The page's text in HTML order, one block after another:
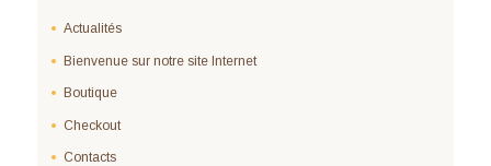
Actualités
Bienvenue sur notre site Internet
Boutique
Checkout
Contacts